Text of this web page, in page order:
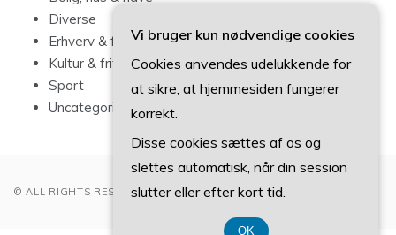
Diverse
Erhverv & forbrug
Kultur & fritid
Sport
Uncategorized
© ALL RIGHTS RESERVED 2022
Vi bruger kun nødvendige cookies
Cookies anvendes udelukkende for
at sikre, at hjemmesiden fungerer
korrekt.
Disse cookies sættes af os og
slettes automatisk, når din session
slutter eller efter kort tid.
OK